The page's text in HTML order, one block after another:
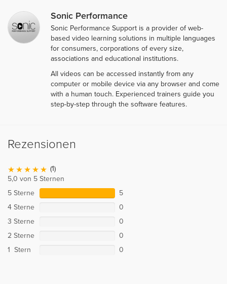
Sonic Performance
Sonic Performance Support is a provider of web-
based video learning solutions in multiple languages
for consumers, corporations of every size,
associations and educational institutions.
All videos can be accessed instantly from any
computer or mobile device via any browser and come
with a human touch. Experienced trainers guide you
step-by-step through the software features.
Rezensionen
(1)
5,0 von 5 Sternen
5 Sterne
5
4 Sterne
0
3 Sterne
0
2 Sterne
0
1 Stern
0